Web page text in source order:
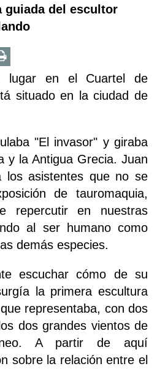
guiada del escultor
lugar en el Cuartel de
situado en la ciudad de
"El invasor" y giraba
y la Antigua Grecia. Juan
los asistentes que no se
de tauromaquia,
repercutir en nuestras
al ser humano como
demás especies.
escuchar cómo de su
la primera escultura
representaba, con dos
dos grandes vientos de
A partir de aquí
sobre la relación entre el